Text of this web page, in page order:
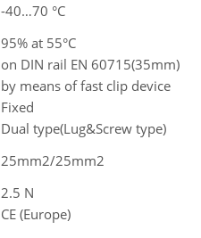
-40…70 °C
95% at 55°C
on DIN rail EN 60715(35mm)
by means of fast clip device
Fixed
Dual type(Lug&Screw type)
25mm2/25mm2
2.5 N
CE (Europe)